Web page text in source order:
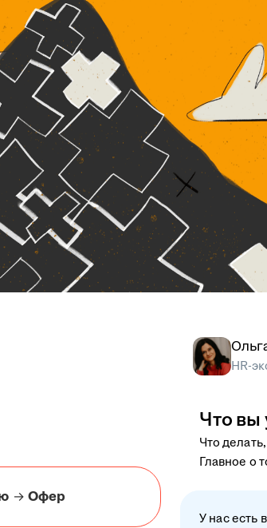
→ Офер
HR-
Что вы
Что
Главное о
У нас есть